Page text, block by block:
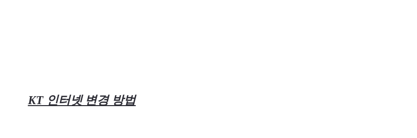
KT 인터넷 변경 방법